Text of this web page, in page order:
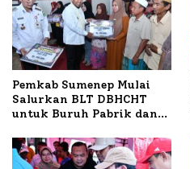
Pemkab Sumenep Mulai
Salurkan BLT DBHCHT
untuk Buruh Pabrik dan